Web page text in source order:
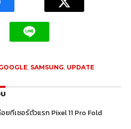
, SAMSUNG UPDATE
ยทีเซอร์ตัวแรก Pixel 11 Pro Fold